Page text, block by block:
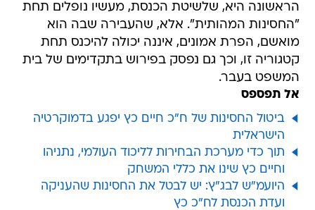
הראשונה היא, שלשיטת הכנסת, מעשיו נופלים תחת
"החסינות המהותית". אלא, שהעבירה שבה הוא
מואשם, הפרת אמונים, איננה יכולה להיכנס תחת
קטגוריה זו, וכך גם נפסק בפירוש בתקדימים של בית
המשפט בעבר.
אל תפספס
ביטול החסינות של ח"כ חיים כץ יפגע בדמוקרטיה
הישראלית
תוך כדי מערכת הבחירות לליכוד העולמי, נתניהו
וחיים כץ שינו את כללי המשחק
‏היועמ"ש לבג"ץ: יש לבטל את החסינות שהעניקה
ועדת הכנסת לח"כ כץ